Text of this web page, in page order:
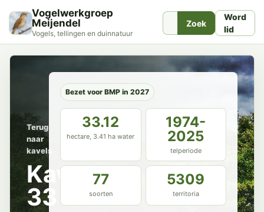
Vogelwerkgroep
Meijendel
Vogels, tellingen en duinnatuur
Zoek
Word
lid
Terug
naar
kavels
Kavel
33
Bezet voor BMP in 2027
33.12
hectare, 3.41 ha water
1974-
2025
telperiode
77
soorten
5309
territoria